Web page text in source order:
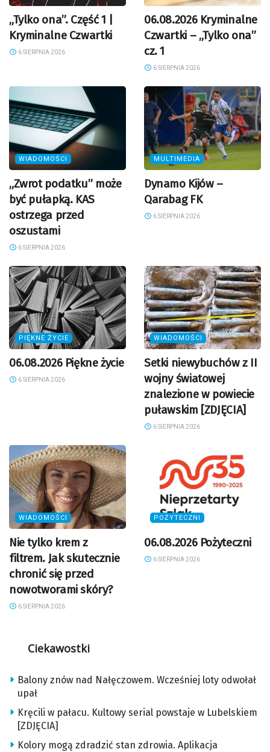
„Tylko ona”. Część 1 |
Kryminalne Czwartki
6 SIERPNIA 2026
06.08.2026 Kryminalne
Czwartki – „Tylko ona”
cz. 1
6 SIERPNIA 2026
WIADOMOŚCI
„Zwrot podatku” może
być pułapką. KAS
ostrzega przed
oszustami
6 SIERPNIA 2026
MULTIMEDIA
Dynamo Kijów –
Qarabag FK
6 SIERPNIA 2026
PIĘKNE ŻYCIE
06.08.2026 Piękne życie
6 SIERPNIA 2026
WIADOMOŚCI
Setki niewybuchów z II
wojny światowej
znalezione w powiecie
puławskim [ZDJĘCIA]
6 SIERPNIA 2026
WIADOMOŚCI
Nie tylko krem z
filtrem. Jak skutecznie
chronić się przed
nowotworami skóry?
6 SIERPNIA 2026
POŻYTECZNI
06.08.2026 Pożyteczni
6 SIERPNIA 2026
Ciekawostki
Balony znów nad Nałęczowem. Wcześniej loty odwołał
upał
Kręcili w pałacu. Kultowy serial powstaje w Lubelskiem
[ZDJĘCIA]
Kolory mogą zdradzić stan zdrowia. Aplikacja